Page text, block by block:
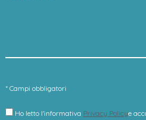
* Campi obbligatori
Ho letto l'informativa Privacy Policye